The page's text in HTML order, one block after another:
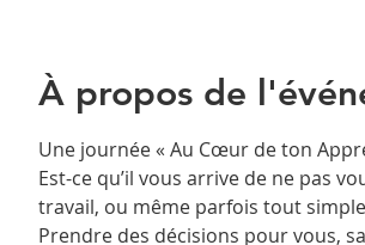
À propos de
Une journée « Au Cœur de ton
Est-ce qu’il vous arrive de ne pas
travail, ou même parfois tout
Prendre des décisions pour vous,